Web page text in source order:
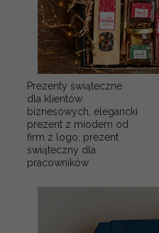
Prezenty świąteczne
dla klientów
biznesowych, elegancki
prezent z miodem od
firm z logo, prezent
świąteczny dla
pracowników